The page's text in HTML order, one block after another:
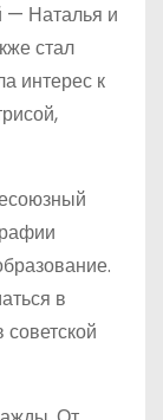
— Наталья и
стал
интерес к
в